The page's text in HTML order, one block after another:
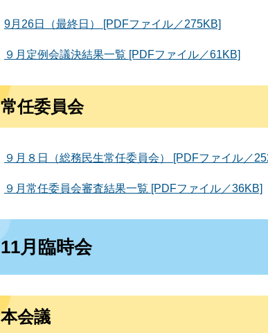
9月26日（最終日） [PDFファイル／275KB]
９月定例会議決結果一覧 [PDFファイル／61KB]
常任委員会
９月８日（総務民生常任委員会） [PDFファイル／
９月常任委員会審査結果一覧 [PDFファイル／36KB]
11月臨時会
本会議